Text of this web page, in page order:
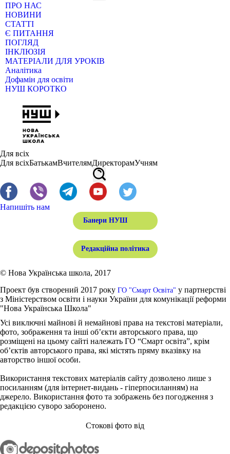
ПРО НАС
НОВИНИ
СТАТТІ
Є ПИТАННЯ
ПОГЛЯД
ІНКЛЮЗІЯ
МАТЕРІАЛИ ДЛЯ УРОКІВ
Аналітика
Дофамін для освіти
НУШ КОРОТКО
Для всіх
Для всіхБатькамВчителямДиректорамУчням
Напишіть нам
Банери НУШ
Редакційна політика
© Нова Українська школа, 2017
Проект був створений 2017 року ГО "Смарт Освіта" у партнерстві
з Міністерством освіти і науки України для комунікації реформи
"Нова Українська Школа"
Усі виключні майнові й немайнові права на текстові матеріали,
фото, зображення та інші об’єкти авторського права, що
розміщені на цьому сайті належать ГО “Смарт освіта”, крім
об’єктів авторського права, які містять пряму вказівку на
авторство іншої особи.
Використання текстових матеріалів сайту дозволено лише з
посиланням (для інтернет-видань - гіперпосиланням) на
джерело. Використання фото та зображень без погодження з
редакцією суворо заборонено.
Стокові фото від